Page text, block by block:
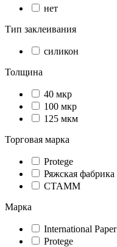
нет
Тип заклеивания
силикон
Толщина
40 мкр
100 мкр
125 мкм
Торговая марка
Protege
Ряжская фабрика
СТАММ
Марка
International Paper
Protege